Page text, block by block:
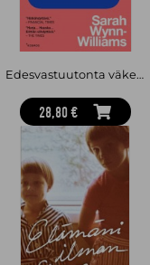
Edesvastuutonta väkeä : Tarina vallasta, ahneudesta ja idealismin hylkäämisestä
28,80 €